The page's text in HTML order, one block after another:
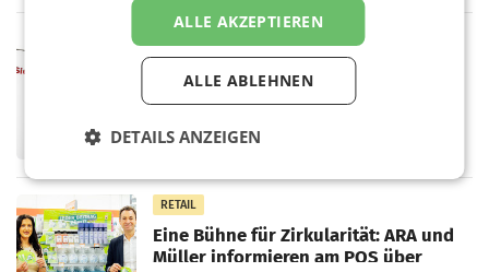
einem Plus von 3,8 Prozent gegenüber dem
Vergleichszeitraum
ProSiebenSat.1 spart und macht
überraschend viel Gewinn
UNTERFÖHRING/MAILAND/AMSTERDAM. Der
Fernsehkonzern ProSiebenSat.1 hat im
Frühjahr dank Kostensenkungen operativ
Markterwartung deutlich übertroffen.
RETAIL
Eine Bühne für Zirkularität: ARA und
Müller informieren am POS über
ALLE AKZEPTIEREN
ALLE ABLEHNEN
DETAILS ANZEIGEN